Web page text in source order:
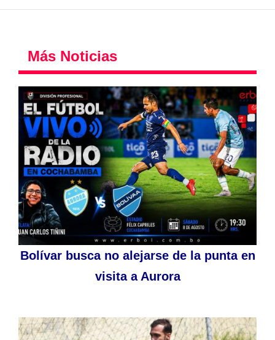
Más Noticias
Bolívar busca no alejarse de la punta en
visita a Aurora